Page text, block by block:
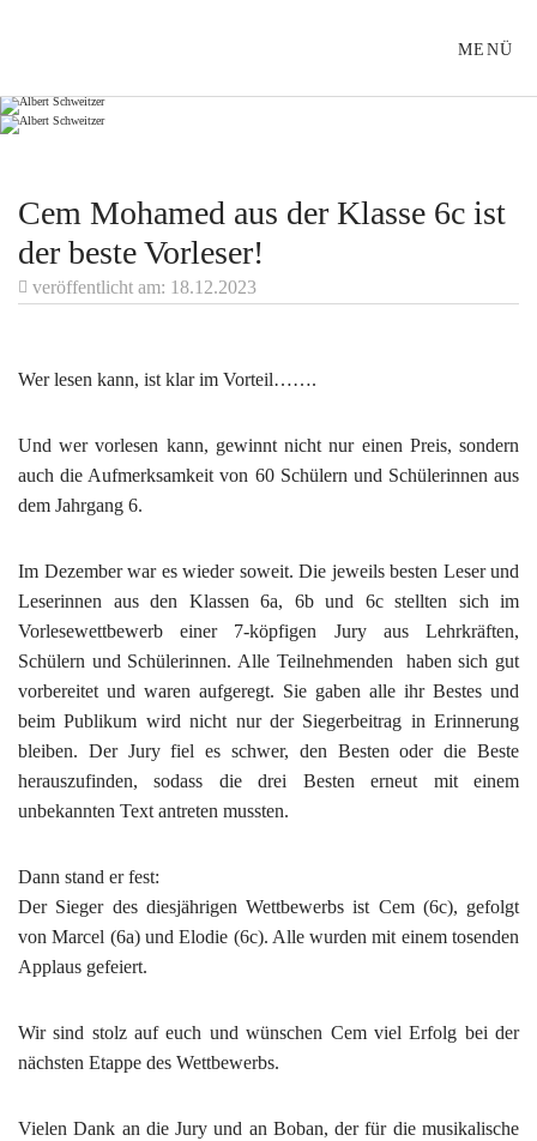
MENÜ
Cem Mohamed aus der Klasse 6c ist
der beste Vorleser!
veröffentlicht am: 18.12.2023
Wer lesen kann, ist klar im Vorteil…….
Und wer vorlesen kann, gewinnt nicht nur einen Preis, sondern
auch die Aufmerksamkeit von 60 Schülern und Schülerinnen aus
dem Jahrgang 6.
Im Dezember war es wieder soweit. Die jeweils besten Leser und
Leserinnen aus den Klassen 6a, 6b und 6c stellten sich im
Vorlesewettbewerb einer 7-köpfigen Jury aus Lehrkräften,
Schülern und Schülerinnen. Alle Teilnehmenden haben sich gut
vorbereitet und waren aufgeregt. Sie gaben alle ihr Bestes und
beim Publikum wird nicht nur der Siegerbeitrag in Erinnerung
bleiben. Der Jury fiel es schwer, den Besten oder die Beste
herauszufinden, sodass die drei Besten erneut mit einem
unbekannten Text antreten mussten.
Dann stand er fest:
Der Sieger des diesjährigen Wettbewerbs ist Cem (6c), gefolgt
von Marcel (6a) und Elodie (6c). Alle wurden mit einem tosenden
Applaus gefeiert.
Wir sind stolz auf euch und wünschen Cem viel Erfolg bei der
nächsten Etappe des Wettbewerbs.
Vielen Dank an die Jury und an Boban, der für die musikalische